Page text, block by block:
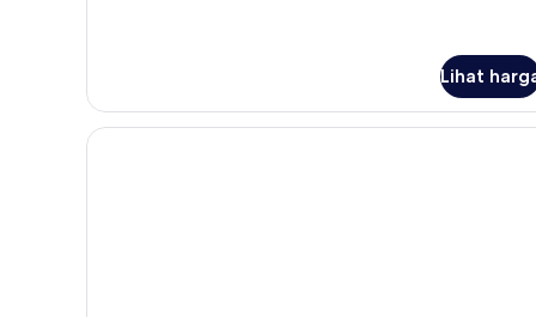
Singles
Lihat